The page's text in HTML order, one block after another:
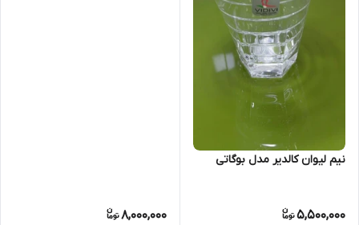
نیم لیوان کالدیر مدل بوگاتی
5,500,000
8,000,000